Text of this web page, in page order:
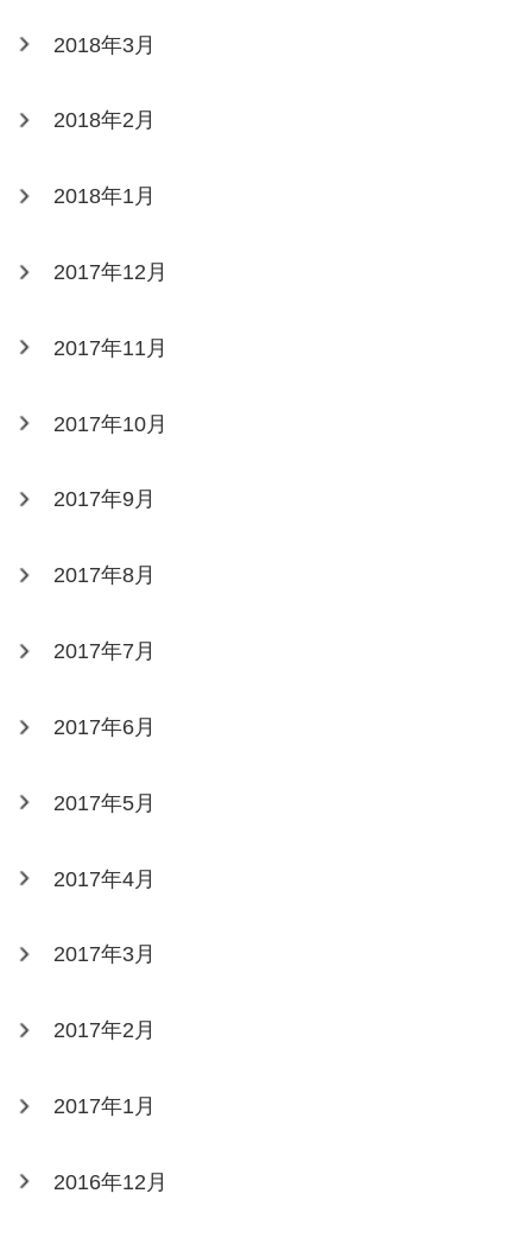
2018年3月
2018年2月
2018年1月
2017年12月
2017年11月
2017年10月
2017年9月
2017年8月
2017年7月
2017年6月
2017年5月
2017年4月
2017年3月
2017年2月
2017年1月
2016年12月